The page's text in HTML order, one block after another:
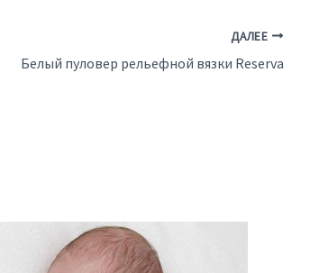
ДАЛЕЕ
Белый пуловер рельефной вязки Reserva